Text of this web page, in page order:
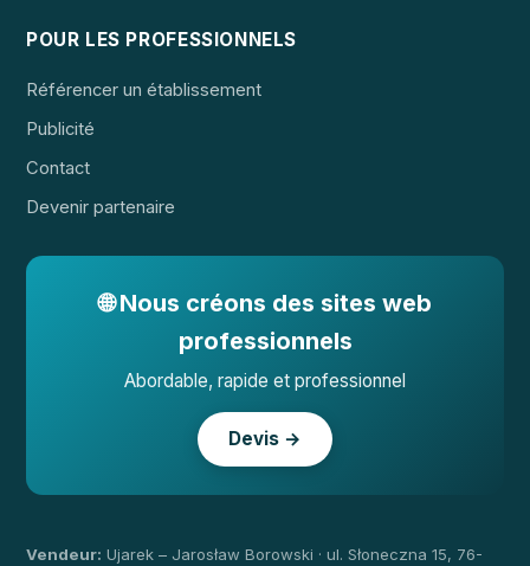
POUR LES PROFESSIONNELS
Référencer un établissement
Publicité
Contact
Devenir partenaire
🌐 Nous créons des sites web
professionnels
Abordable, rapide et professionnel
Devis →
Vendeur: Ujarek – Jarosław Borowski · ul. Słoneczna 15, 76-